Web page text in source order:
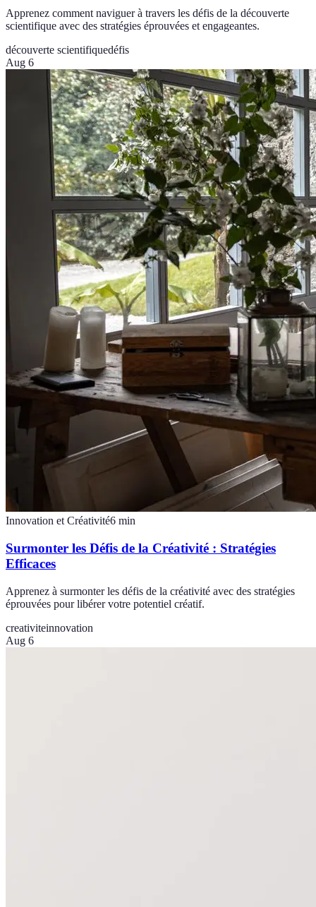
Apprenez comment naviguer à travers les défis de la découverte
scientifique avec des stratégies éprouvées et engageantes.
découverte scientifiquedéfis
Aug 6
Innovation et Créativité6 min
Surmonter les Défis de la Créativité : Stratégies
Efficaces
Apprenez à surmonter les défis de la créativité avec des stratégies
éprouvées pour libérer votre potentiel créatif.
creativiteinnovation
Aug 6